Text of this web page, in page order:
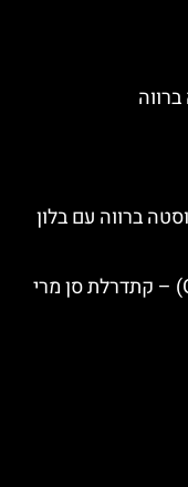
ברווה עם בלון
קתדרלת גירונה (Girona Cathedral) – קתדרלת סן מרי